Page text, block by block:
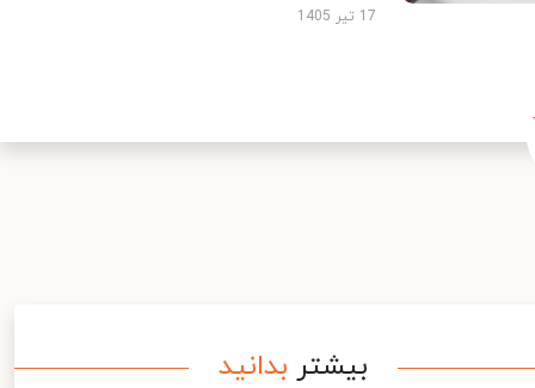
17 تیر 1405
بیشتر بدانید